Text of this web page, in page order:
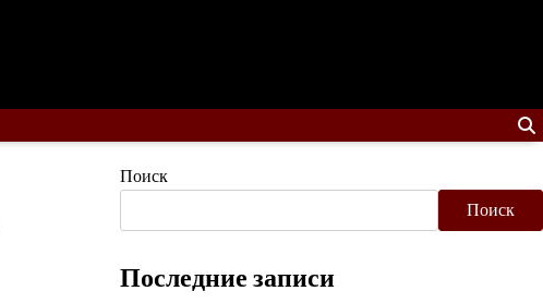
Поиск
Поиск
Последние записи